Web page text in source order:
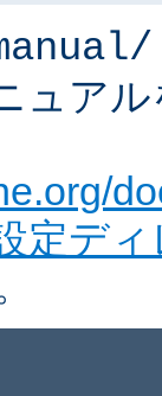
ュア
定デ